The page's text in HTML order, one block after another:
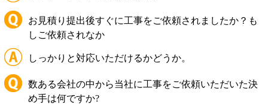
お見積り提出後すぐに工事をご依頼されましたか？も
しご依頼されなか
しっかりと対応いただけるかどうか。
数ある会社の中から当社に工事をご依頼いただいた決
め手は何ですか?